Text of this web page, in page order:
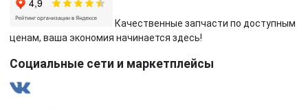
Качественные запчасти по доступным
ценам, ваша экономия начинается здесь!
Социальные сети и маркетплейсы